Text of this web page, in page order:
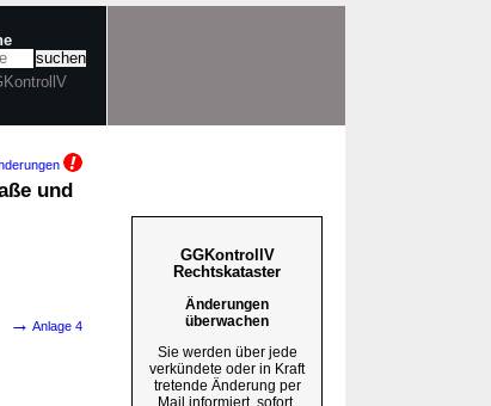
und
→ Anlage 4
GGKontrollV
Rechtskataster
Änderungen
überwachen
Sie werden über jede
verkündete oder in Kraft
tretende Änderung per
Mail informiert, sofort,